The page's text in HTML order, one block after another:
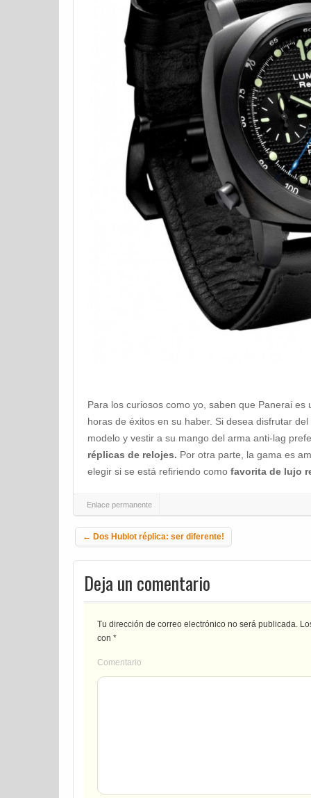
Para los curiosos como yo, saben que Panerai
horas de éxitos en su haber. Si desea disfrutar
modelo y vestir a su mango del arma anti-lag
réplicas de relojes. Por otra parte, la gama es
elegir si se está refiriendo como favorita de lujo
Enlace permanente
Navegación de la entrada
← Dos Hublot réplica: ser diferente!
Deja un comentario
Tu dirección de correo electrónico no será publicada.
con *
Comentario